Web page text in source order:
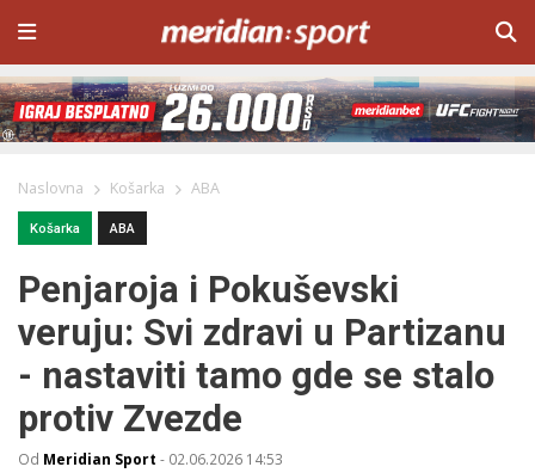
Naslovna Košarka ABA
Košarka ABA
Penjaroja i Pokuševski
veruju: Svi zdravi u Partizanu
- nastaviti tamo gde se stalo
protiv Zvezde
Od Meridian Sport - 02.06.2026 14:53